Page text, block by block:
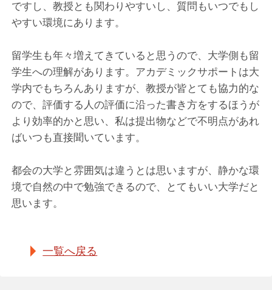
ですし、教授とも関わりやすいし、質問もいつでもし
やすい環境にあります。
留学生も年々増えてきていると思うので、大学側も留
学生への理解があります。アカデミックサポートは大
学内でもちろんありますが、教授が皆とても協力的な
ので、評価する人の評価に沿った書き方をするほうが
より効率的かと思い、私は提出物などで不明点があれ
ばいつも直接聞いています。
都会の大学と雰囲気は違うとは思いますが、静かな環
境で自然の中で勉強できるので、とてもいい大学だと
思います。
一覧へ戻る